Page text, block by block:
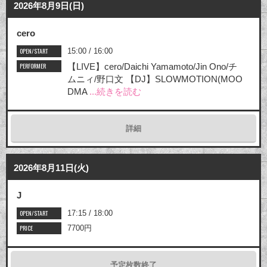
2026年8月9日(日)
cero
OPEN/START
15:00 / 16:00
PERFORMER
【LIVE】cero/Daichi Yamamoto/Jin Ono/チ
ムニィ/野口文 【DJ】SLOWMOTION(MOO
DMA ...続きを読む
詳細
2026年8月11日(火)
J
OPEN/START
17:15 / 18:00
PRICE
7700円
予定枚数終了